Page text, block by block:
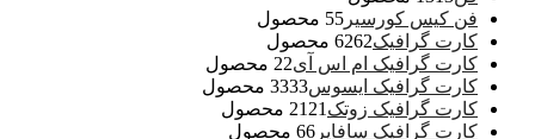
فن کیس کورسیر
55 محصول
کارت گرافیک
6262 محصول
کارت گرافیک ام اس آی 22 محصول
کارت گرافیک ایسوس
3333 محصول
کارت گرافیک زوتک
21 21 محصول
کارت گرافیک سافایر
66 محصول